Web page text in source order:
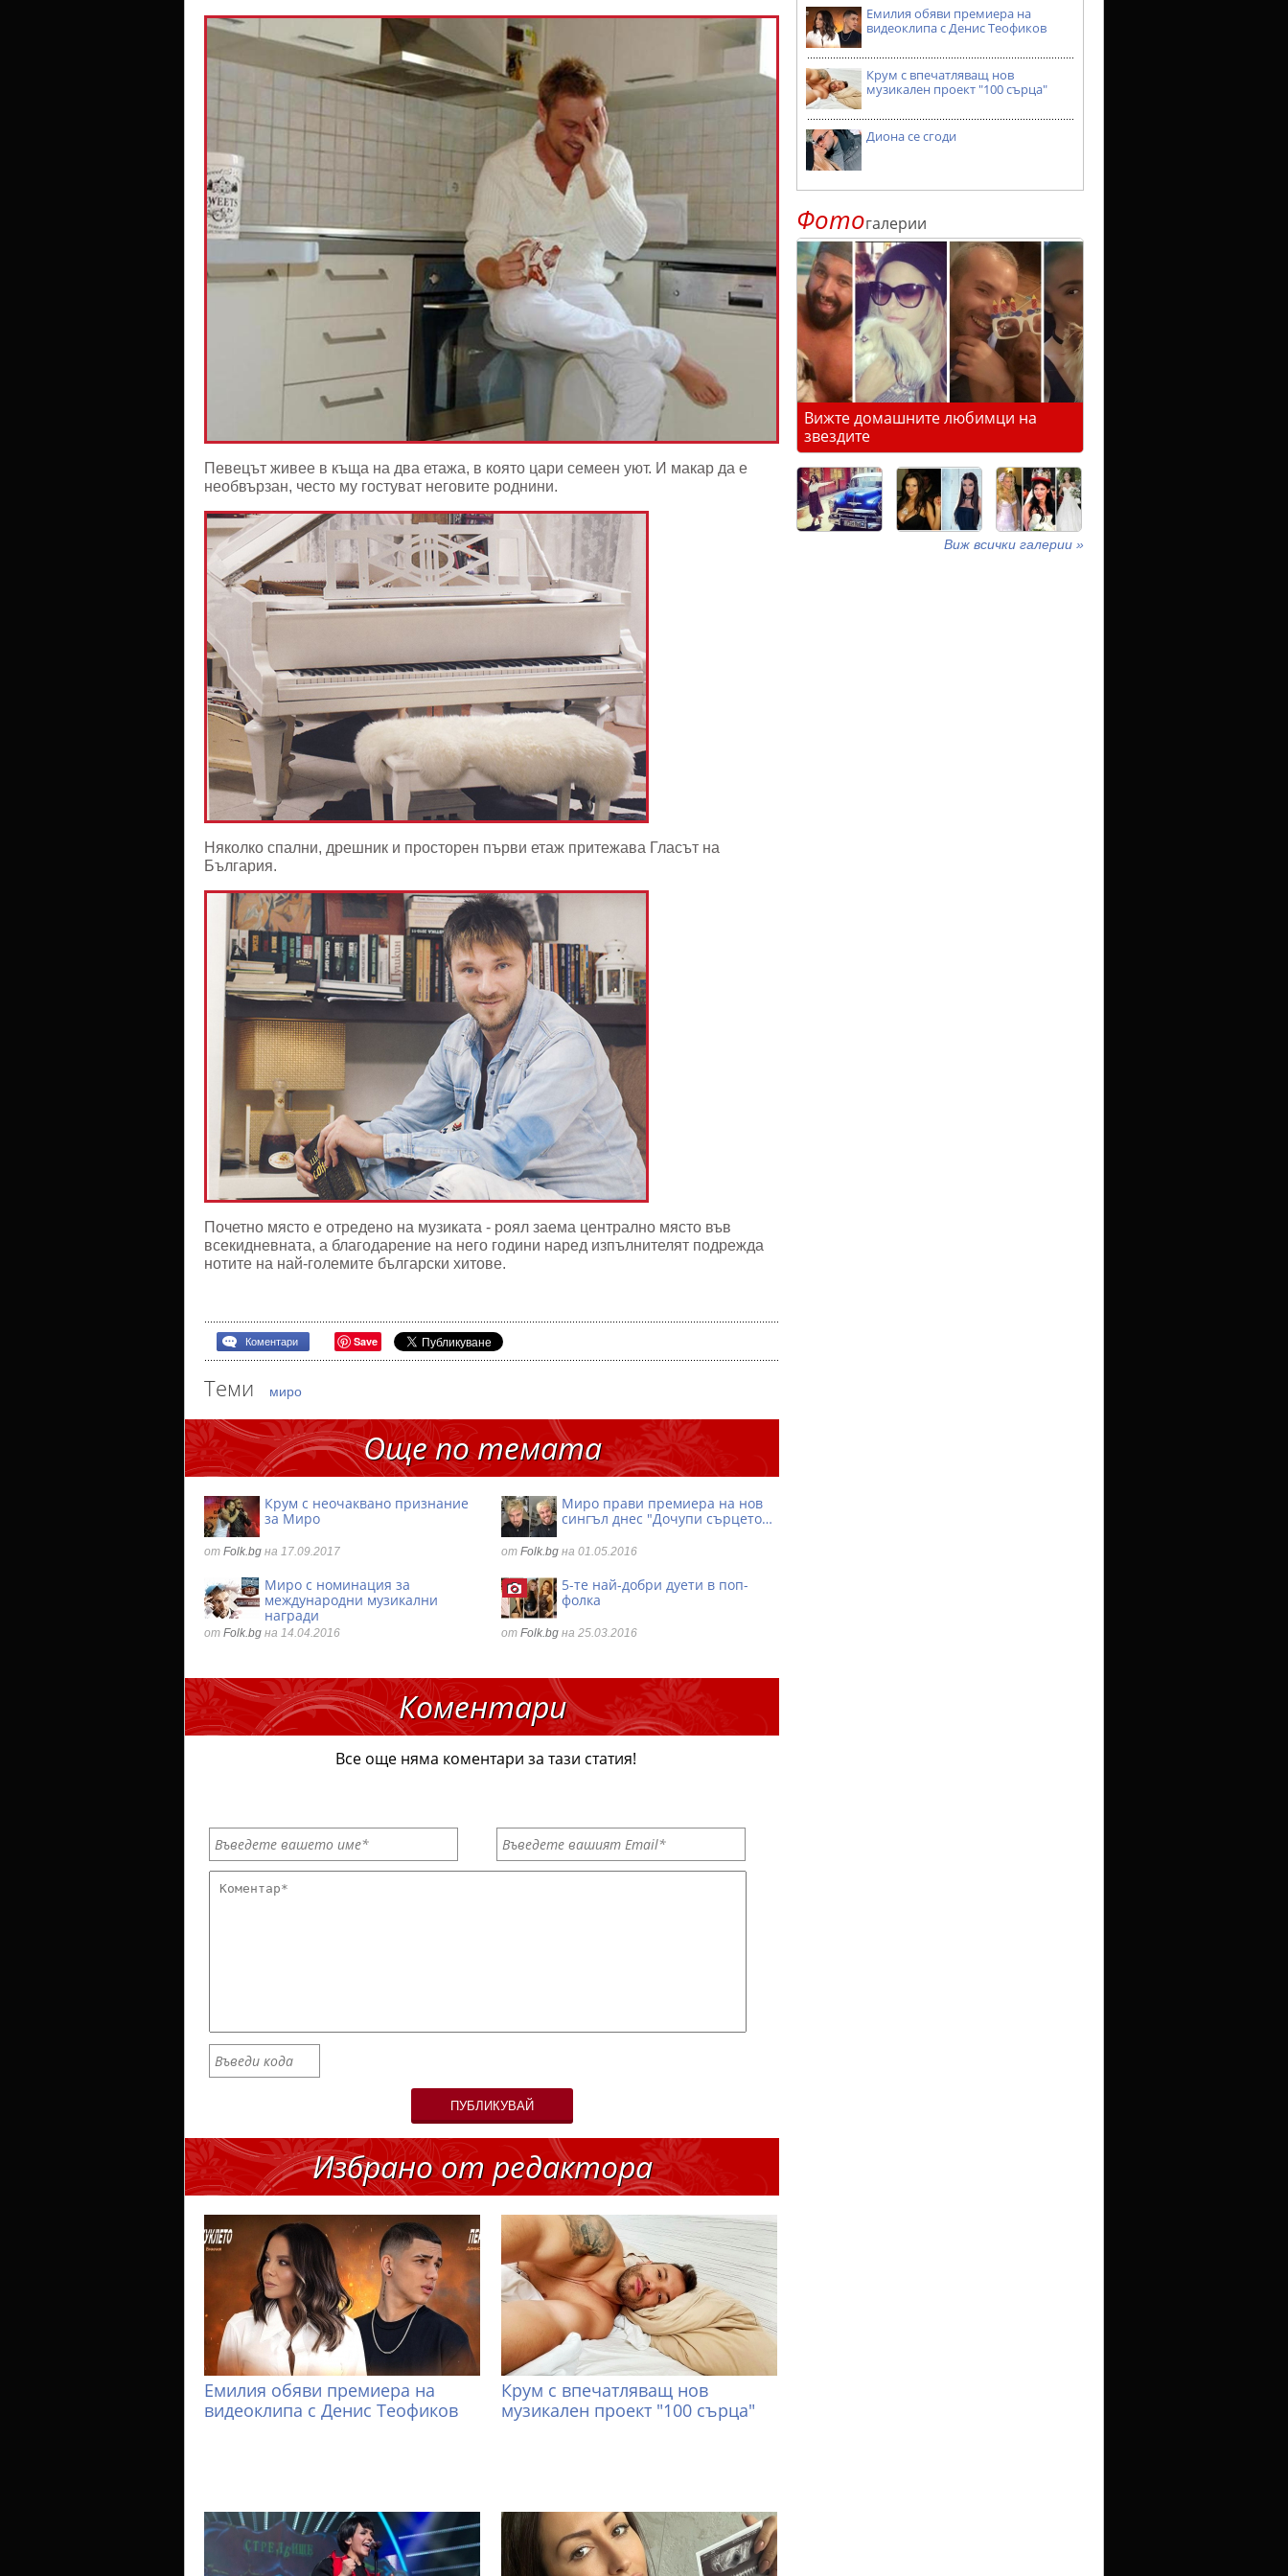
Певецът живее в къща на два етажа, в която цари семеен уют. И макар да е
необвързан, често му гостуват неговите роднини.
Няколко спални, дрешник и просторен първи етаж притежава Гласът на
България.
Почетно място е отредено на музиката - роял заема централно място във
всекидневната, а благодарение на него години наред изпълнителят подрежда
нотите на най-големите български хитове.
Коментари Save
Теми миро
Още по темата
Крум с неочаквано признание
за Миро
от Folk.bg на 17.09.2017
Миро прави премиера на нов
сингъл днес "Дочупи сърцето…
от Folk.bg на 01.05.2016
Миро с номинация за
международни музикални
награди
от Folk.bg на 14.04.2016
5-те най-добри дуети в поп-
фолка
от Folk.bg на 25.03.2016
Коментари
Все още няма коментари за тази статия!
ПУБЛИКУВАЙ
Избрано от редактора
Емилия обяви премиера на
видеоклипа с Денис Теофиков
Крум с впечатляващ нов
музикален проект "100 сърца"
Емилия обяви премиера на
видеоклипа с Денис Теофиков
Крум с впечатляващ нов
музикален проект "100 сърца"
Диона се сгоди
Фотогалерии
Вижте домашните любимци на
звездите
Виж всички галерии »